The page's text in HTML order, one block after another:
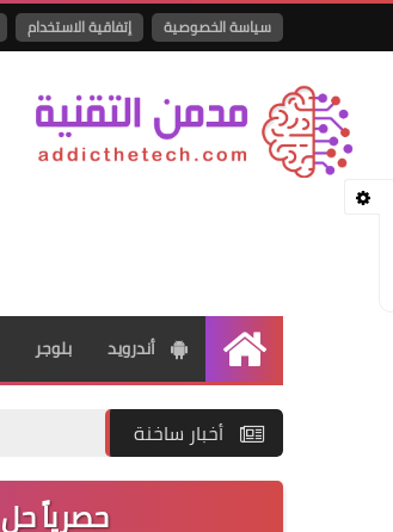
سياسة الخصوصية إتفاقية الاستخدام
الرئيسيةأندرويد بلوجر
أخبار ساخنة
حصرياً